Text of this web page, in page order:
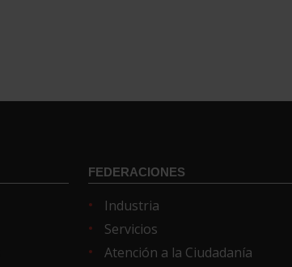
FEDERACIONES
Industria
Servicios
Atención a la Ciudadanía